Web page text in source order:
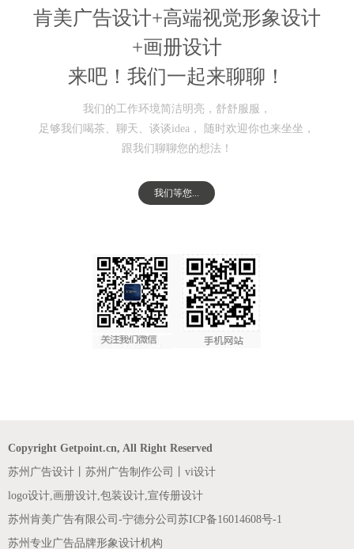
告）
肯美广告设计+高端视觉形象设计
+画册设计
来吧！我们一起来聊聊！
我们的工作环境简洁明亮，舒舒服服，
足够我们喝茶、聊天、谈谈idea， 随时欢迎你也来坐坐，
跟我们聊聊您的想法！
我们等您...
Copyright Getpoint.cn, All Right Reserved
苏州广告设计丨苏州广告制作公司丨vi设计
logo设计,画册设计,包装设计,宣传册设计
苏州肯美广告有限公司-宁德分公司 苏ICP备16014608号-1
苏州专业广告品牌形象设计机构